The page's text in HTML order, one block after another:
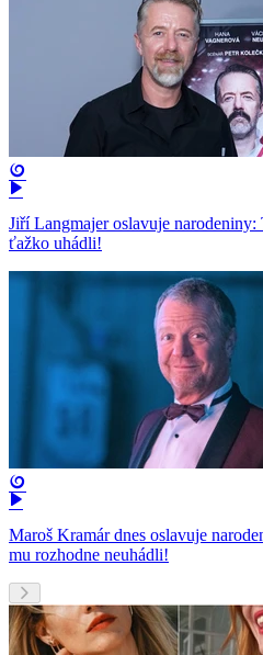
Jiří Langmajer oslavuje
ťažko uhádli!
Maroš Kramár dnes oslavuje
mu rozhodne neuhádli!